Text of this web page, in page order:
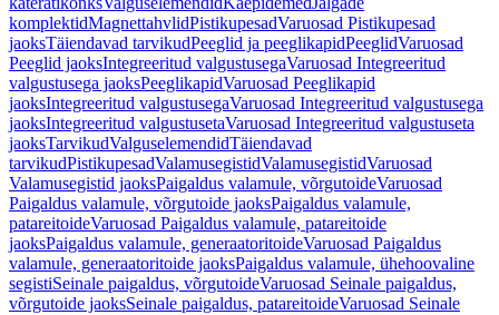
komplektidMagnettahvlidPistikupesadVaruosad Pistikupesad
jaoksTäiendavad tarvikudPeeglid ja peeglikapidPeeglidVaruosad
Peeglid jaoksIntegreeritud valgustusegaVaruosad Integreeritud
valgustusega jaoksPeeglikapidVaruosad Peeglikapid
jaoksIntegreeritud valgustusegaVaruosad Integreeritud valgustusega
jaoksIntegreeritud valgustusetaVaruosad Integreeritud valgustuseta
jaoksTarvikudValguselemendidTäiendavad
tarvikudPistikupesadValamusegistidValamusegistidVaruosad
Valamusegistid jaoksPaigaldus valamule, võrgutoideVaruosad
Paigaldus valamule, võrgutoide jaoksPaigaldus valamule,
patareitoideVaruosad Paigaldus valamule, patareitoide
jaoksPaigaldus valamule, generaatoritoideVaruosad Paigaldus
valamule, generaatoritoide jaoksPaigaldus valamule, ühehoovaline
segistiSeinale paigaldus, võrgutoideVaruosad Seinale paigaldus,
võrgutoide jaoksSeinale paigaldus, patareitoideVaruosad Seinale